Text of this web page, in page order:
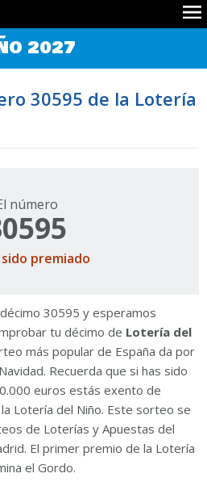
2027
30595 de la Lotería
número
premiado
30595 y esperamos
tu décimo de Lotería del
más popular de España da por
Recuerda que si has sido
euros estás exento de
Lotería del Niño. Este sorteo se
de Loterías y Apuestas del
El primer premio de la Lotería
el Gordo.